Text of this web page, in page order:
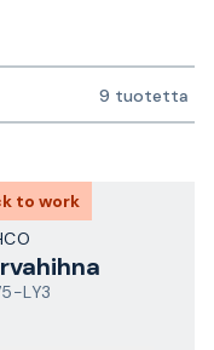
9 tuotetta
to work
LY3